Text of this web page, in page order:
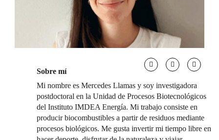
Sobre mí
Mi nombre es Mercedes Llamas y soy investigadora
postdoctoral en la Unidad de Procesos Biotecnológicos
del Instituto IMDEA Energía. Mi trabajo consiste en
producir biocombustibles a partir de residuos mediante
procesos biológicos. Me gusta invertir mi tiempo libre en